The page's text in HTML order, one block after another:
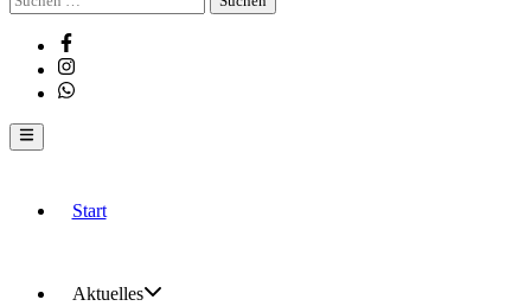
nach:
Facebook
Instagram
Whatsapp
Hauptmenü
Start
Aktuelles